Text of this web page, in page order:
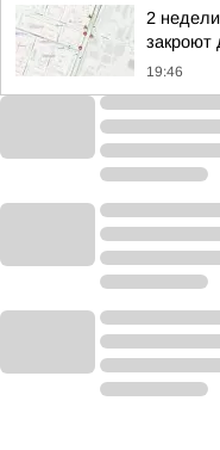
2
закроют
19:46